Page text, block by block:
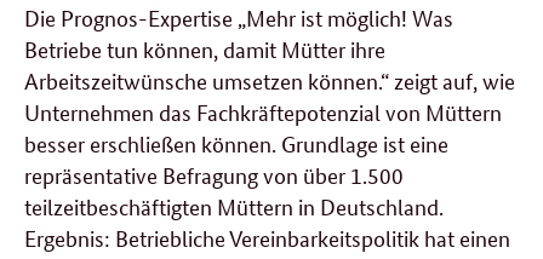
Die Prognos-Expertise „Mehr ist möglich! Was
Betriebe tun können, damit Mütter ihre
Arbeitszeitwünsche umsetzen können.“ zeigt auf, wie
Unternehmen das Fachkräftepotenzial von Müttern
besser erschließen können. Grundlage ist eine
repräsentative Befragung von über 1.500
teilzeitbeschäftigten Müttern in Deutschland.
Ergebnis: Betriebliche Vereinbarkeitspolitik hat einen